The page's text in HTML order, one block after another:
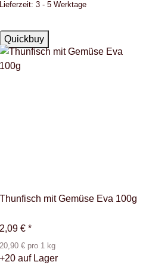
Lieferzeit: 3 - 5 Werktage
Quickbuy
Auf Lager
Thunfisch mit Gemüse Eva 100g
2,09 € *
20,90 € pro 1 kg
+20 auf Lager